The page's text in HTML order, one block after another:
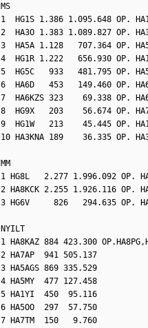
MS
1  HG1S 1.386 1.095.648 OP.
2  HA3O 1.383 1.089.827 OP.
3  HA5A 1.128   707.364 OP.
4  HG1R 1.222   656.930 OP.
5  HG5C   933   481.795 OP.
6  HA6D   453   149.460 OP.
7  HA6KZS 323    69.338 OP.
8  HG9X   203    56.674 OP.
9  HG1W   213    45.445 OP.
10 HA3KNA 189    36.335 OP.
MM
1 HG8L   2.277 1.996.092 OP.
2 HA8KCK 2.255 1.926.116 OP.
3 HG6V     826   294.635 OP.
NYILT
1 HA8KAZ 884 423.300
2 HA7AP  941 505.137
3 HA5AGS 869 335.529
4 HA5MY  477 127.458
5 HA1YI  450  95.116
6 HA5OO  297  57.750
7 HA7TM  150   9.760